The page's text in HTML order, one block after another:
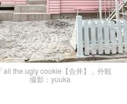
「all the ugly cookie【合井】」外観
撮影：yuuka